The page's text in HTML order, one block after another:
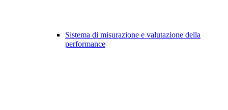
Sistema di misurazione e valutazione della
performance